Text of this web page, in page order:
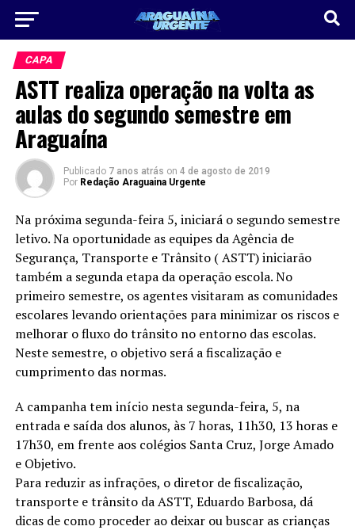
CAPA
ASTT realiza operação na volta as
aulas do segundo semestre em
Araguaína
Publicado 7 anos atrás on 4 de agosto de 2019
Por Redação Araguaina Urgente
Na próxima segunda-feira 5, iniciará o segundo semestre
letivo. Na oportunidade as equipes da Agência de
Segurança, Transporte e Trânsito ( ASTT) iniciarão
também a segunda etapa da operação escola. No
primeiro semestre, os agentes visitaram as comunidades
escolares levando orientações para minimizar os riscos e
melhorar o fluxo do trânsito no entorno das escolas.
Neste semestre, o objetivo será a fiscalização e
cumprimento das normas.
A campanha tem início nesta segunda-feira, 5, na
entrada e saída dos alunos, às 7 horas, 11h30, 13 horas e
17h30, em frente aos colégios Santa Cruz, Jorge Amado
e Objetivo.
Para reduzir as infrações, o diretor de fiscalização,
transporte e trânsito da ASTT, Eduardo Barbosa, dá
dicas de como proceder ao deixar ou buscar as crianças